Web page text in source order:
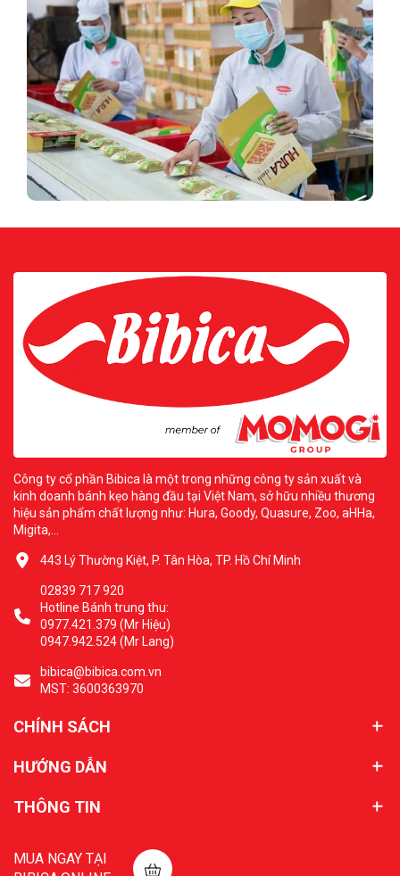
Công ty cổ phần Bibica là một trong những công ty sản xuất và
kinh doanh bánh kẹo hàng đầu tại Việt Nam, sở hữu nhiều thương
hiệu sản phẩm chất lượng như: Hura, Goody, Quasure, Zoo, aHHa,
Migita,...
443 Lý Thường Kiệt, P. Tân Hòa, TP. Hồ Chí Minh
02839 717 920
Hotline Bánh trung thu:
0977.421.379 (Mr Hiệu)
0947.942.524 (Mr Lang)
bibica@bibica.com.vn
MST: 3600363970
CHÍNH SÁCH
HƯỚNG DẪN
THÔNG TIN
MUA NGAY TẠI